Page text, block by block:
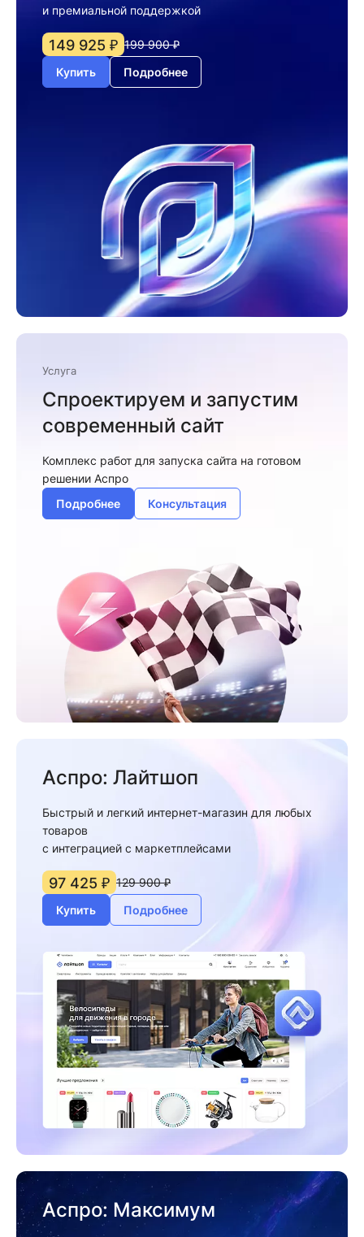
и премиальной поддержкой
149 925 ₽ 199 900 ₽
Купить
Подробнее
Услуга
Спроектируем и запустим
современный сайт
Комплекс работ для запуска сайта на готовом
решении Аспро
Подробнее
Консультация
Аспро: Лайтшоп
Быстрый и легкий интернет-магазин для любых
товаров
c интеграцией с маркетплейсами
97 425 ₽ 129 900 ₽
Купить
Подробнее
Аспро: Максимум